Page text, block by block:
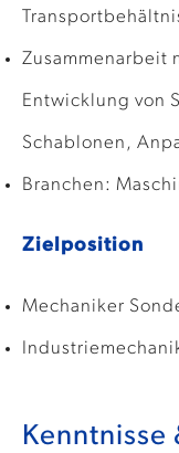
Zusammenarbeit
Entwicklung von
Schablonen,
Branchen:
Zielposition
Mechaniker
Kenntnisse